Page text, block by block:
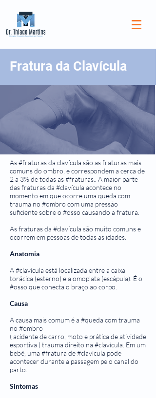
Fratura da Clavícula
As #fraturas da clavícula são as fraturas mais
comuns do ombro, e correspondem a cerca de
2 a 3% de todas as #fraturas.. A maior parte
das fraturas da #clavícula acontece no
momento em que ocorre uma queda com
trauma no #ombro com uma pressão
suficiente sobre o #osso causando a fratura.
As fraturas da #clavícula são muito comuns e
ocorrem em pessoas de todas as idades.
Anatomia
A #clavícula está localizada entre a caixa
torácica (esterno) e a omoplata (escápula). É o
#osso que conecta o braço ao corpo.
Causa
A causa mais comum é a #queda com trauma
no #ombro
( acidente de carro, moto e prática de atividade
esportiva ) trauma direito na #clavícula. Em um
bebê, uma #fratura de #clavícula pode
acontecer durante a passagem pelo canal do
parto.
Sintomas